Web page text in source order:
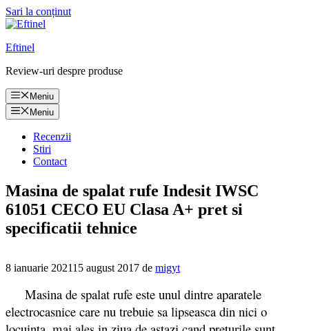
Sari la conținut
Eftinel
Review-uri despre produse
Meniu
Meniu
Recenzii
Stiri
Contact
Masina de spalat rufe Indesit IWSC
61051 CECO EU Clasa A+ pret si
specificatii tehnice
8 ianuarie 202115 august 2017 de migyt
Masina de spalat rufe este unul dintre aparatele
electrocasnice care nu trebuie sa lipseasca din nici o